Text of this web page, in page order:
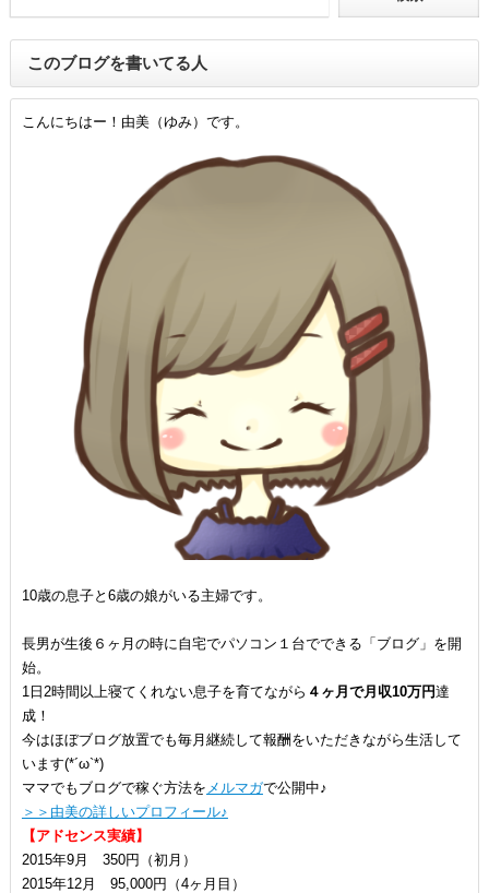
このブログを書いてる人
こんにちはー！由美（ゆみ）です。
10歳の息子と6歳の娘がいる主婦です。
長男が生後６ヶ月の時に自宅でパソコン１台でできる「ブログ」を開
始。
1日2時間以上寝てくれない息子を育てながら ４ヶ月で月収10万円達
成！
今はほぼブログ放置でも毎月継続して報酬をいただきながら生活して
います(*´ω`*)
ママでもブログで稼ぐ方法を メルマガで公開中♪
＞＞由美の詳しいプロフィール♪
【アドセンス実績】
2015年9月 350円（初月）
2015年12月 95,000円（4ヶ月目）